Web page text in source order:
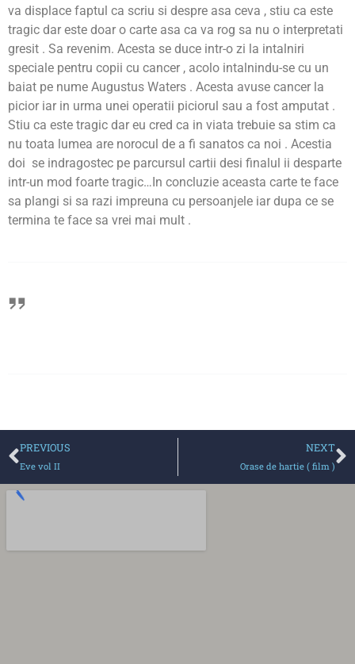
va displace faptul ca scriu si despre asa ceva , stiu ca este
tragic dar este doar o carte asa ca va rog sa nu o interpretati
gresit . Sa revenim. Acesta se duce intr-o zi la intalniri
speciale pentru copii cu cancer , acolo intalnindu-se cu un
baiat pe nume Augustus Waters . Acesta avuse cancer la
picior iar in urma unei operatii piciorul sau a fost amputat .
Stiu ca este tragic dar eu cred ca in viata trebuie sa stim ca
nu toata lumea are norocul de a fi sanatos ca noi . Acestia
doi se indragostec pe parcursul cartii desi finalul ii desparte
intr-un mod foarte tragic…In concluzie aceasta carte te face
sa plangi si sa razi impreuna cu persoanjele iar dupa ce se
termina te face sa vrei mai mult .
PREVIOUS
Eve vol II
NEXT
Orase de hartie ( film )